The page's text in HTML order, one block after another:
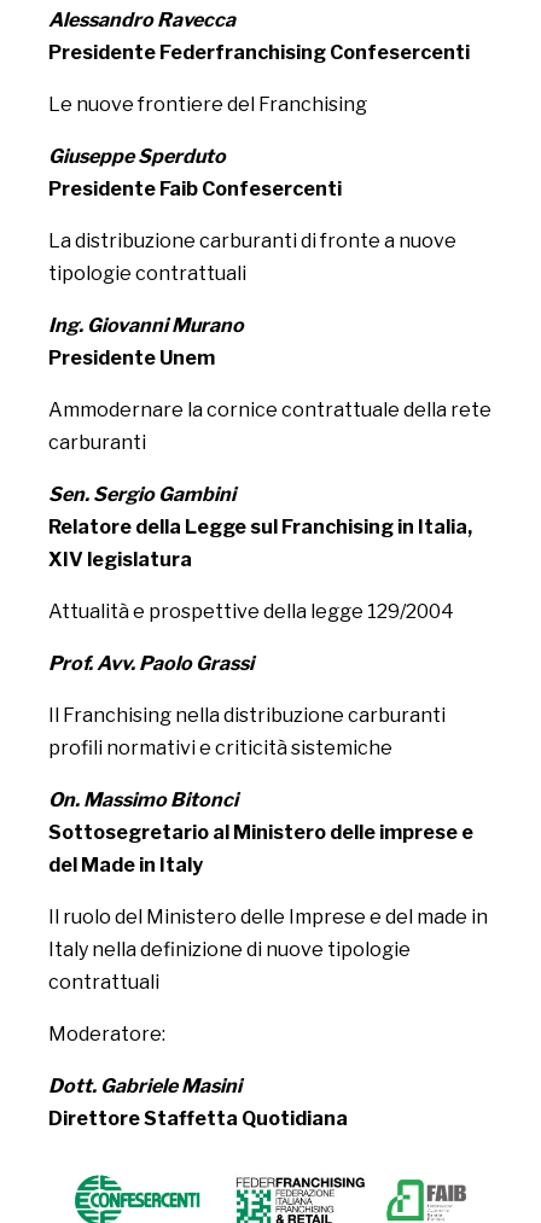
Alessandro Ravecca
Presidente Federfranchising Confesercenti
Le nuove frontiere del Franchising
Giuseppe Sperduto
Presidente Faib Confesercenti
La distribuzione carburanti di fronte a nuove
tipologie contrattuali
Ing. Giovanni Murano
Presidente Unem
Ammodernare la cornice contrattuale della rete
carburanti
Sen. Sergio Gambini
Relatore della Legge sul Franchising in Italia,
XIV legislatura
Attualità e prospettive della legge 129/2004
Prof. Avv. Paolo Grassi
Il Franchising nella distribuzione carburanti
profili normativi e criticità sistemiche
On. Massimo Bitonci
Sottosegretario al Ministero delle imprese e
del Made in Italy
Il ruolo del Ministero delle Imprese e del made in
Italy nella definizione di nuove tipologie
contrattuali
Moderatore:
Dott. Gabriele Masini
Direttore Staffetta Quotidiana